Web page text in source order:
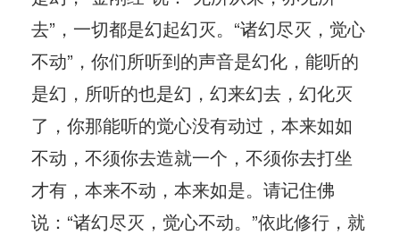
去”，一切都是幻起幻灭。“诸幻尽灭，觉心
不动”，你们所听到的声音是幻化，能听的
是幻，所听的也是幻，幻来幻去，幻化灭
了，你那能听的觉心没有动过，本来如如
不动，不须你去造就一个，不须你去打坐
才有，本来不动，本来如是。请记住佛
说：“诸幻尽灭，觉心不动。”依此修行，就